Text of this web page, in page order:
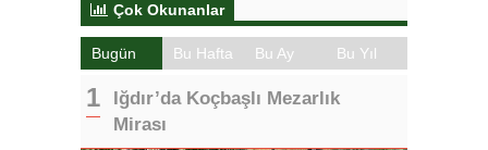
Çok Okunanlar
Bugün Bu Hafta Bu Ay Bu Yıl
Iğdır’da Koçbaşlı Mezarlık
Mirası